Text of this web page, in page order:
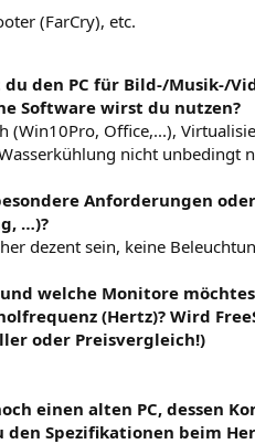
(FarCry), etc.
du den PC für Bild-/Musik-/
Software wirst du nutzen?
(Win10Pro, Office,...),
nicht unbedingt
Anforderungen
…)?
dezent sein, keine
welche Monitore
(Hertz)? Wird
oder Preisvergleich!)
einen alten PC, dessen
den Spezifikationen beim